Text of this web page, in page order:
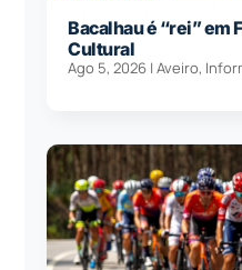
Bacalhau é “rei” em
Cultural
Ago 5, 2026 |Aveiro,